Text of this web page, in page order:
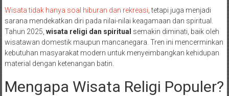
Wisata tidak hanya soal hiburan dan rekreasi , tetapi juga menjadi
sarana mendekatkan diri pada nilai-nilai keagamaan dan spiritual.
Tahun 2025, wisata religi dan spiritual semakin diminati, baik oleh
wisatawan domestik maupun mancanegara. Tren ini mencerminkan
kebutuhan masyarakat modern untuk menyeimbangkan kehidupan
material dengan ketenangan batin.
Mengapa Wisata Religi Populer?